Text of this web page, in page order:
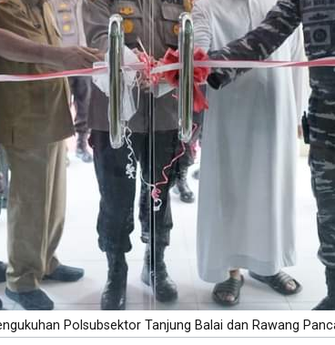
Polsubsektor Tanjung Balai dan Rawang